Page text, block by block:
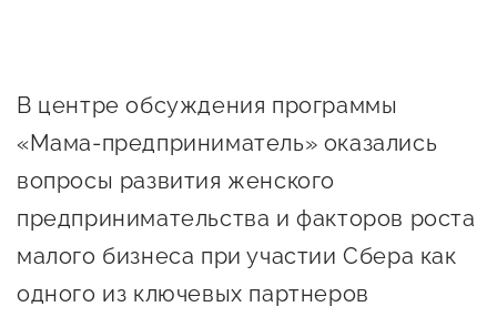
В центре обсуждения программы
«Мама-предприниматель» оказались
вопросы развития женского
предпринимательства и факторов роста
малого бизнеса при участии Сбера как
одного из ключевых партнеров